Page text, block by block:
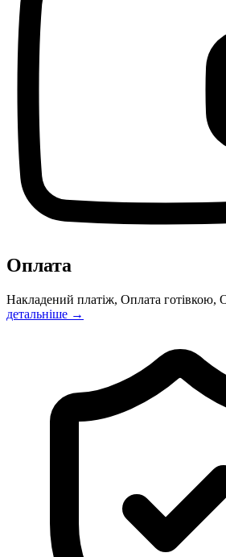
Оплата
Накладений платіж, Оплата готівкою,
детальніше →